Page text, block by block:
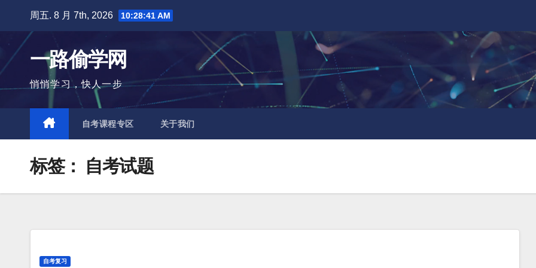
容
周五. 8 月 7th, 2026 10:28:42 AM
一路偷学网
悄悄学习，快人一步
自考课程专区 关于我们
标签： 自考试题
自考复习